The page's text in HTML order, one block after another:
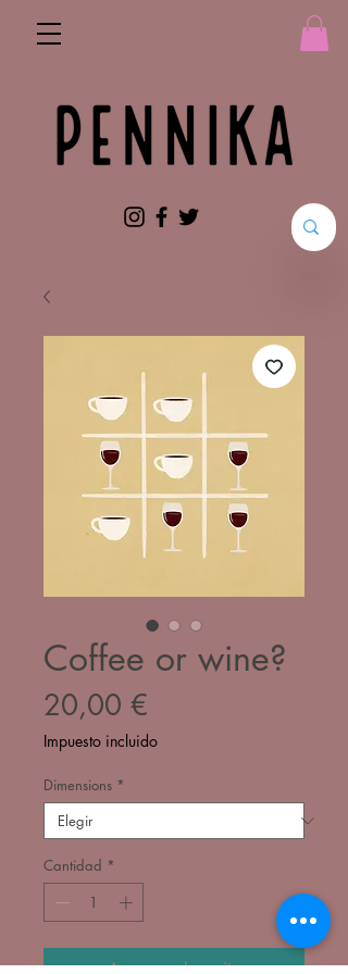
Coffee or wine?
20,00 €
Impuesto incluido
Dimensions *
Cantidad *
Agregar al carrito